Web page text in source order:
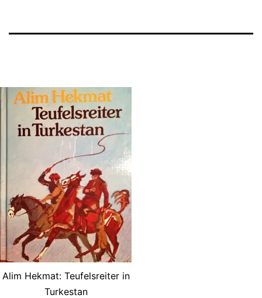
Alim Hekmat: Teufelsreiter in
Turkestan